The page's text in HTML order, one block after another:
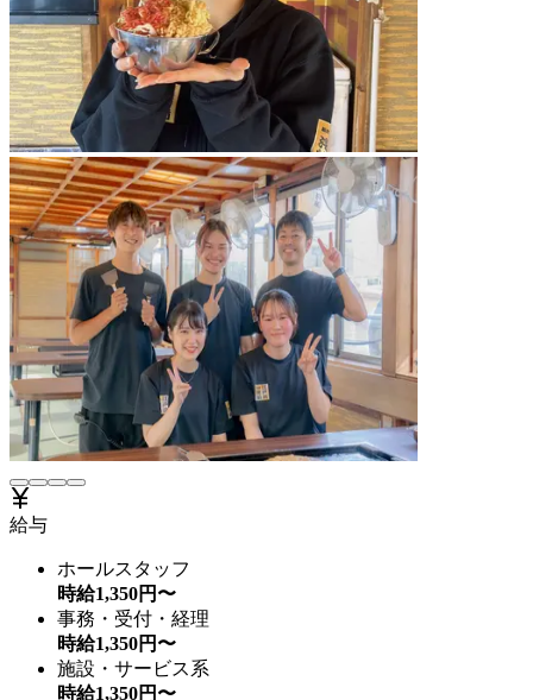
給与
ホールスタッフ
時給1,350円〜
事務・受付・経理
時給1,350円〜
施設・サービス系
時給1,350円〜